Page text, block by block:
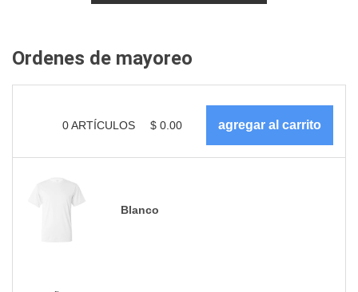
Ordenes de mayoreo
0ARTÍCULOS $ 0.00
Blanco